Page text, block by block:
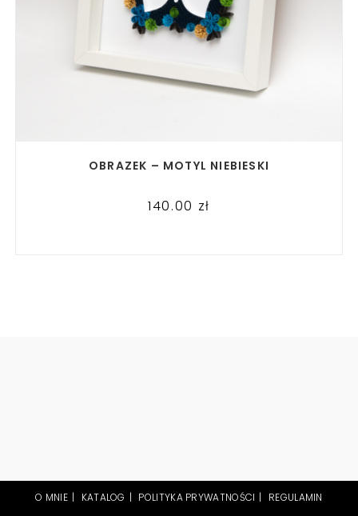
OBRAZEK – MOTYL NIEBIESKI
140.00 zł
O MNIE KATALOG POLITYKA PRYWATNOŚCI REGULAMIN